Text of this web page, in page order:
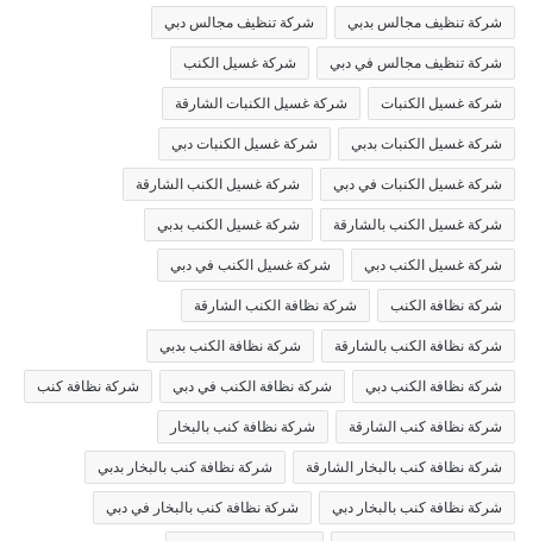
شركة تنظيف مجالس بدبي شركة تنظيف مجالس دبي
شركة تنظيف مجالس في دبي شركة غسيل الكنب
شركة غسيل الكنبات شركة غسيل الكنبات الشارقة
شركة غسيل الكنبات بدبي شركة غسيل الكنبات دبي
شركة غسيل الكنبات في دبي شركة غسيل الكنب الشارقة
شركة غسيل الكنب بالشارقة شركة غسيل الكنب بدبي
شركة غسيل الكنب دبي شركة غسيل الكنب في دبي
شركة نظافة الكنب شركة نظافة الكنب الشارقة
شركة نظافة الكنب بالشارقة شركة نظافة الكنب بدبي
شركة نظافة الكنب دبي شركة نظافة الكنب في دبي شركة نظافة كنب
شركة نظافة كنب الشارقة شركة نظافة كنب بالبخار
شركة نظافة كنب بالبخار الشارقة شركة نظافة كنب بالبخار بدبي
شركة نظافة كنب بالبخار دبي شركة نظافة كنب بالبخار في دبي